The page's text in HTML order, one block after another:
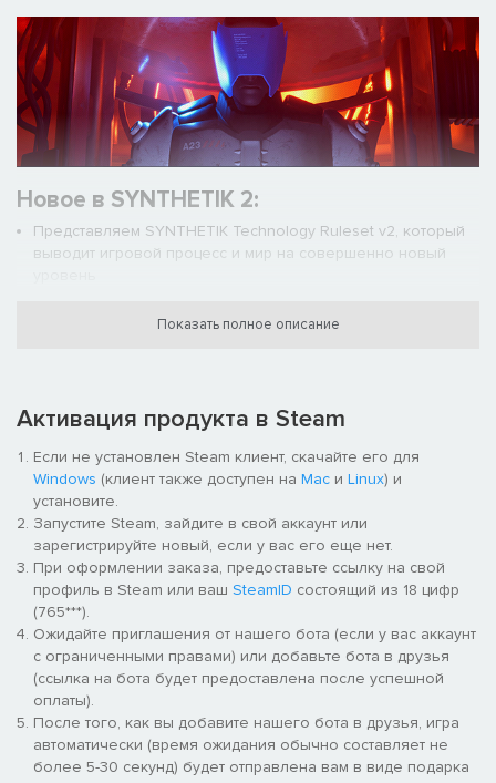
Новое в SYNTHETIK 2:
Представляем SYNTHETIK Technology Ruleset v2, который
выводит игровой процесс и мир на совершенно новый
завладевайте сокрушительными арсеналами фракции,
функций, включая большое обновление лучшей в своем
жанре механики оружия
Новая улучшенная система развития - каждое
прохождение будет уникальным!
Представляем расширенную Вселенную SYNTHETIK:
история мира, Машинные Боги, описание технологий и
фракций — всё это, и многое другое, ждёт вас в новом
комьюнити-хабе SYNTHETIK!
Уже совсем скоро последует больше новостей, оставайтесь
на связи!
Показать полное описание
Активация продукта в Steam
Если не установлен Steam клиент, скачайте его для
Windows (клиент также доступен на Mac и Linux) и
установите.
Запустите Steam, зайдите в свой аккаунт или
зарегистрируйте новый, если у вас его еще нет.
При оформлении заказа, предоставьте ссылку на свой
профиль в Steam или ваш SteamID состоящий из 18 цифр
(765***).
Ожидайте приглашения от нашего бота (если у вас аккаунт
с ограниченными правами) или добавьте бота в друзья
(ссылка на бота будет предоставлена после успешной
оплаты).
После того, как вы добавите нашего бота в друзья, игра
автоматически (время ожидания обычно составляет не
более 5-30 секунд) будет отправлена вам в виде подарка